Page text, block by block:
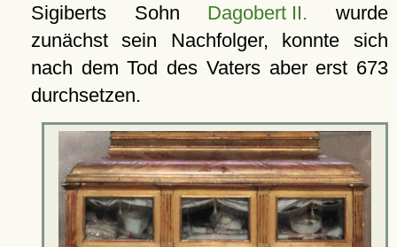
Sigiberts Sohn Dagobert II. wurde
zunächst sein Nachfolger, konnte sich
nach dem Tod des Vaters aber erst 673
durchsetzen.